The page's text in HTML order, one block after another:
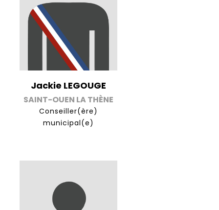
Jackie LEGOUGE
SAINT-OUEN LA THÈNE
Conseiller(ère)
municipal(e)